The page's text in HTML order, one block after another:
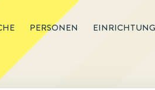
PERSONEN